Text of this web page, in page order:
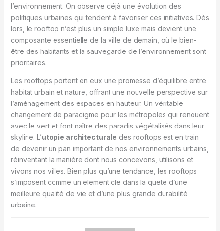
l’environnement. On observe déjà une évolution des
politiques urbaines qui tendent à favoriser ces initiatives. Dès
lors, le rooftop n’est plus un simple luxe mais devient une
composante essentielle de la ville de demain, où le bien-
être des habitants et la sauvegarde de l’environnement sont
prioritaires.
Les rooftops portent en eux une promesse d’équilibre entre
habitat urbain et nature, offrant une nouvelle perspective sur
l’aménagement des espaces en hauteur. Un véritable
changement de paradigme pour les métropoles qui renouent
avec le vert et font naître des paradis végétalisés dans leur
skyline. L’utopie architecturale des rooftops est en train
de devenir un pan important de nos environnements urbains,
réinventant la manière dont nous concevons, utilisons et
vivons nos villes. Bien plus qu’une tendance, les rooftops
s’imposent comme un élément clé dans la quête d’une
meilleure qualité de vie et d’une plus grande durabilité
urbaine.